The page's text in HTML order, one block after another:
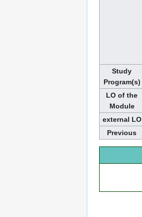
Study
Program(s)
LO of the
Module
external LO
Previous